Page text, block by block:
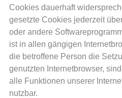
Cookies dauerhaft
gesetzte Cookies jederzeit
oder andere
ist in allen gängigen
die betroffene Person die
genutzten Internetbrowser,
alle Funktionen unserer
nutzbar.